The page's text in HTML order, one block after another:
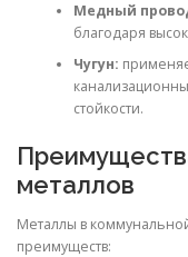
Медный
благодаря
Чугун:
стойкости.
металлов
Металлы в
преимуществ: